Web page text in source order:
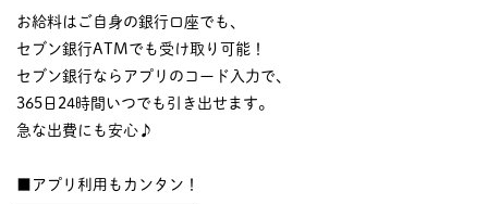
お給料はご自身の銀行口座でも、
セブン銀行ATMでも受け取り可能！
セブン銀行ならアプリのコード入力で、
365日24時間いつでも引き出せます。
急な出費にも安心♪
■アプリ利用もカンタン！